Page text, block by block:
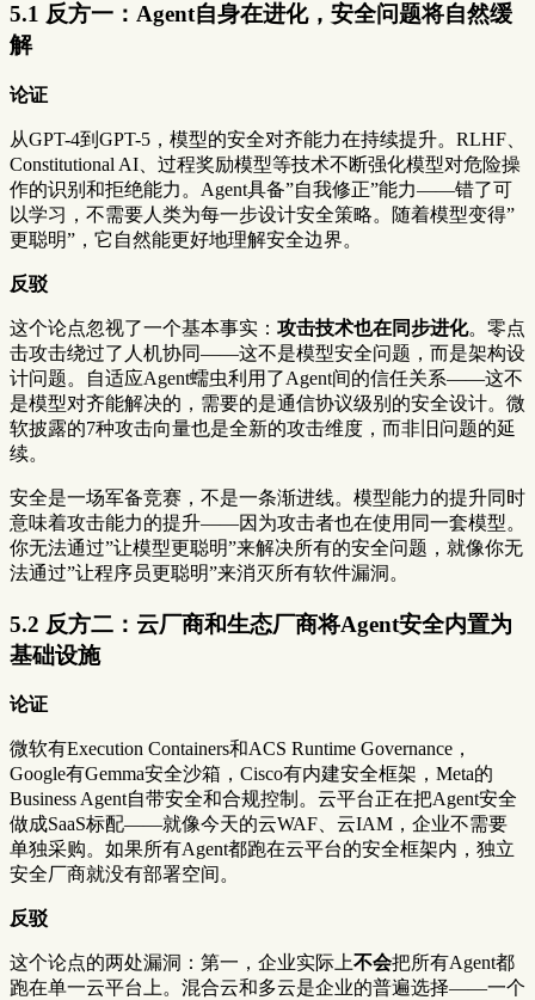
5.1 反方一：Agent自身在进化，安全问题将自然缓
解
论证
从GPT-4到GPT-5，模型的安全对齐能力在持续提升。RLHF、
Constitutional AI、过程奖励模型等技术不断强化模型对危险操
作的识别和拒绝能力。Agent具备”自我修正”能力——错了可
以学习，不需要人类为每一步设计安全策略。随着模型变得”
更聪明”，它自然能更好地理解安全边界。
反驳
这个论点忽视了一个基本事实： 攻击技术也在同步进化。零点
击攻击绕过了人机协同——这不是模型安全问题，而是架构设
计问题。自适应Agent蠕虫利用了Agent间的信任关系——这不
是模型对齐能解决的，需要的是通信协议级别的安全设计。微
软披露的7种攻击向量也是全新的攻击维度，而非旧问题的延
续。
安全是一场军备竞赛，不是一条渐进线。模型能力的提升同时
意味着攻击能力的提升——因为攻击者也在使用同一套模型。
你无法通过”让模型更聪明”来解决所有的安全问题，就像你无
法通过”让程序员更聪明”来消灭所有软件漏洞。
5.2 反方二：云厂商和生态厂商将Agent安全内置为
基础设施
论证
微软有Execution Containers和ACS Runtime Governance，
Google有Gemma安全沙箱，Cisco有内建安全框架，Meta的
Business Agent自带安全和合规控制。云平台正在把Agent安全
做成SaaS标配——就像今天的云WAF、云IAM，企业不需要
单独采购。如果所有Agent都跑在云平台的安全框架内，独立
安全厂商就没有部署空间。
反驳
这个论点的两处漏洞：第一，企业实际上不会把所有Agent都
跑在单一云平台上。混合云和多云是企业的普遍选择——一个